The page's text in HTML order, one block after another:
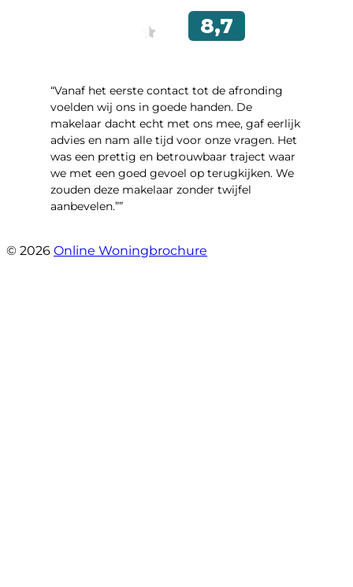
“Vanaf het eerste contact tot de afronding
voelden wij ons in goede handen. De
makelaar dacht echt met ons mee, gaf eerlijk
advies en nam alle tijd voor onze vragen. Het
was een prettig en betrouwbaar traject waar
we met een goed gevoel op terugkijken. We
zouden deze makelaar zonder twijfel
aanbevelen.””
© 2026 Online Woningbrochure